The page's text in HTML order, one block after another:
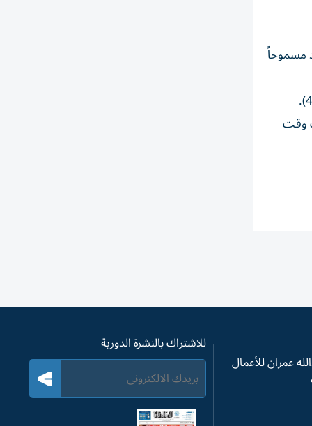
مسموحاً
وقت
عمران للأعمال
للاشتراك بالنشرة الدورية